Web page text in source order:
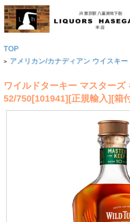
TOP
> アメリカン/カナディアン ウイスキー
ワイルドターキー マスターズ
52/750[101941][正規輸入][箱